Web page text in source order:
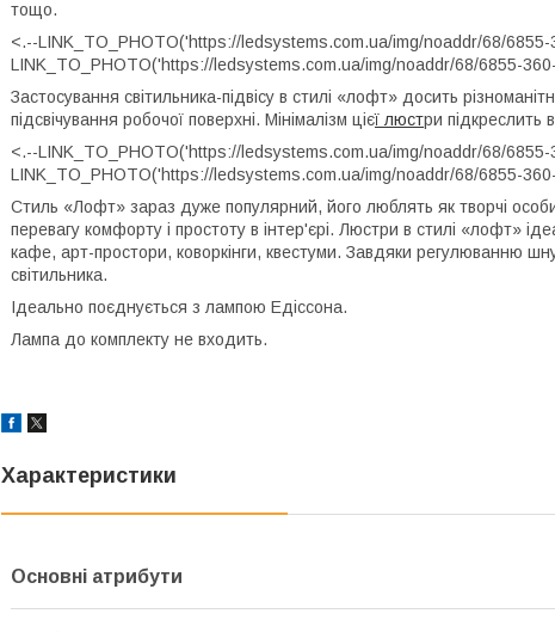
тощо.
<.--LINK_TO_PHOTO('https://ledsystems.com.ua/img/noaddr/68/
LINK_TO_PHOTO('https://ledsystems.com.ua/img/noaddr/68/6855-
Застосування світильника-підвісу в стилі «лофт» досить
підсвічування робочої поверхні. Мінімалізм цієї люстри підкреслить
<.--LINK_TO_PHOTO('https://ledsystems.com.ua/img/noaddr/68/
LINK_TO_PHOTO('https://ledsystems.com.ua/img/noaddr/68/6855-
Стиль «Лофт» зараз дуже популярний, його люблять як творчі
перевагу комфорту і простоту в інтер'єрі. Люстри в стилі «лофт»
кафе, арт-простори, коворкінги, квестуми. Завдяки регулюванню
світильника.
Ідеально поєднується з лампою Едіссона.
Лампа до комплекту не входить.
Характеристики
Основні атрибути